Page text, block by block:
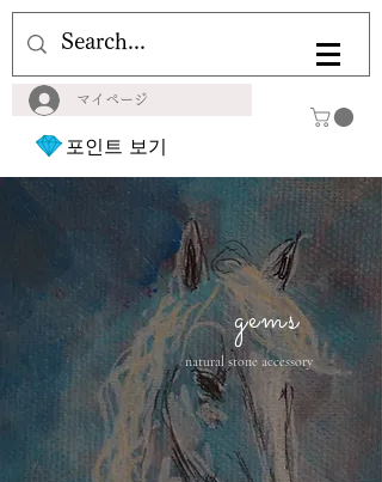
マイページ
포인트 보기
gems
natural stone accessory